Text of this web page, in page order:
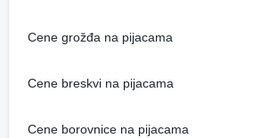
Cene grožđa na pijacama
Cene breskvi na pijacama
Cene borovnice na pijacama